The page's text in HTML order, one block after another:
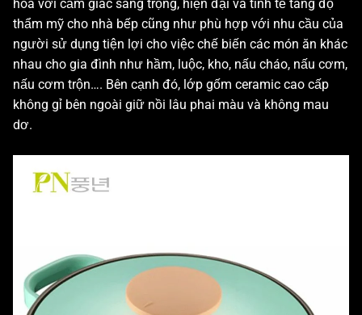
hòa với cảm giác sang trọng, hiện đại và tinh tế tăng độ
thẩm mỹ cho nhà bếp cũng như phù hợp với nhu cầu của
người sử dụng tiện lợi cho việc chế biến các món ăn khác
nhau cho gia đình như hầm, luộc, kho, nấu cháo, nấu cơm,
nấu cơm trộn…. Bên cạnh đó, lớp gốm ceramic cao cấp
không gỉ bên ngoài giữ nồi lâu phai màu và không mau
dơ.